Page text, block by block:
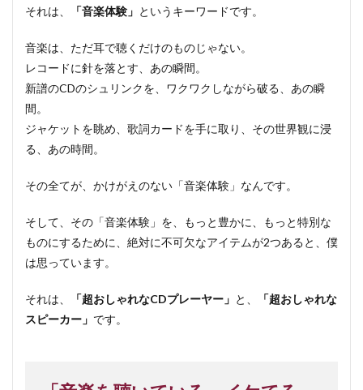
それは、
「音楽体験」 というキーワードです。
音楽は、ただ耳で聴くだけのものじゃない。
レコードに針を落とす、あの瞬間。
新譜のCDのシュリンクを、ワクワクしながら破る、あの瞬
間。
ジャケットを眺め、歌詞カードを手に取り、その世界観に浸
る、あの時間。
その全てが、かけがえのない「音楽体験」なんです。
そして、その「音楽体験」を、もっと豊かに、もっと特別な
ものにするために、絶対に不可欠なアイテムが2つあると、僕
は思っています。
それは、 「超おしゃれなCDプレーヤー」 と、
「超おしゃれな
スピーカー」 です。